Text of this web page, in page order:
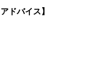
ドバイス】